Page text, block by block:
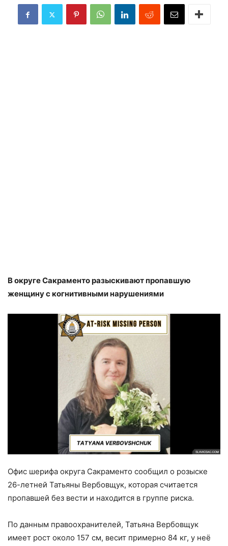
В округе Сакраменто разыскивают пропавшую
женщину с когнитивными нарушениями
Офис шерифа округа Сакраменто сообщил о розыске
26-летней Татьяны Вербовщук, которая считается
пропавшей без вести и находится в группе риска.
По данным правоохранителей, Татьяна Вербовщук
имеет рост около 157 см, весит примерно 84 кг, у неё